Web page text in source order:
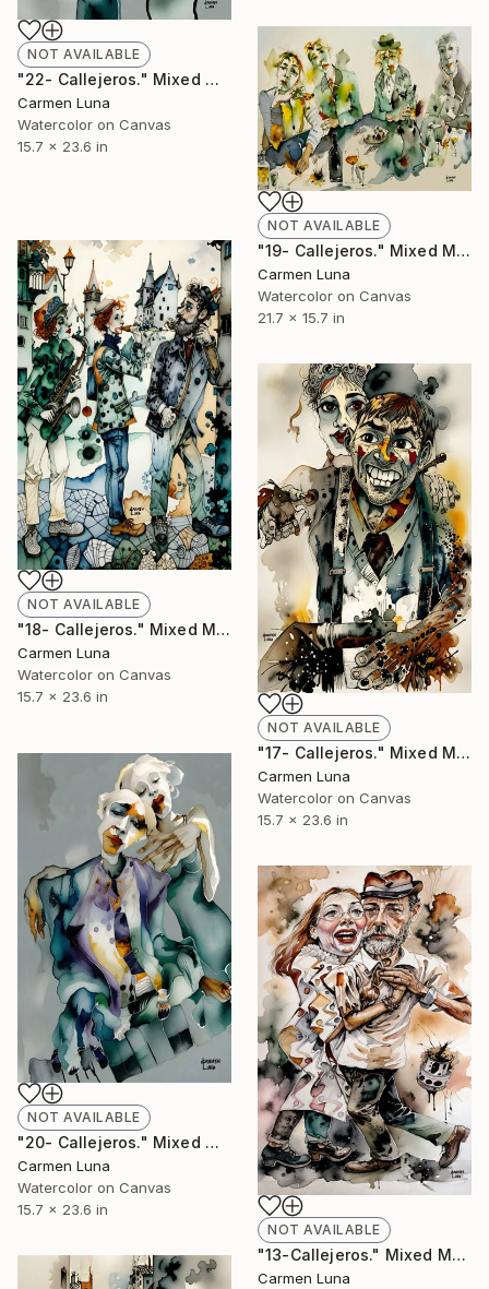
NOT AVAILABLE
"22- Callejeros." Mixed Media
Carmen Luna
Watercolor on Canvas
15.7 x 23.6 in
NOT AVAILABLE
"19- Callejeros." Mixed Media
Carmen Luna
Watercolor on Canvas
21.7 x 15.7 in
NOT AVAILABLE
"18- Callejeros." Mixed Media
Carmen Luna
Watercolor on Canvas
15.7 x 23.6 in
NOT AVAILABLE
"17- Callejeros." Mixed Media
Carmen Luna
Watercolor on Canvas
15.7 x 23.6 in
NOT AVAILABLE
"20- Callejeros." Mixed Media
Carmen Luna
Watercolor on Canvas
15.7 x 23.6 in
NOT AVAILABLE
"13-Callejeros." Mixed Media
Carmen Luna